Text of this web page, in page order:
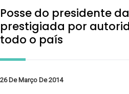
Posse do presidente
prestigiada por
todo o país
26 De Março De 2014